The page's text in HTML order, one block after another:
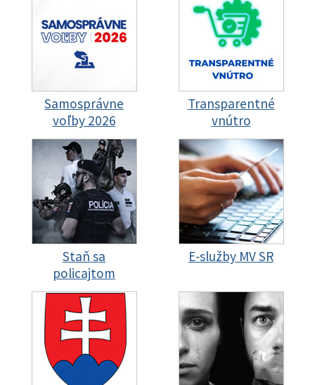
Samosprávne
voľby 2026
Transparentné
vnútro
Staň sa
policajtom
E-služby MV SR